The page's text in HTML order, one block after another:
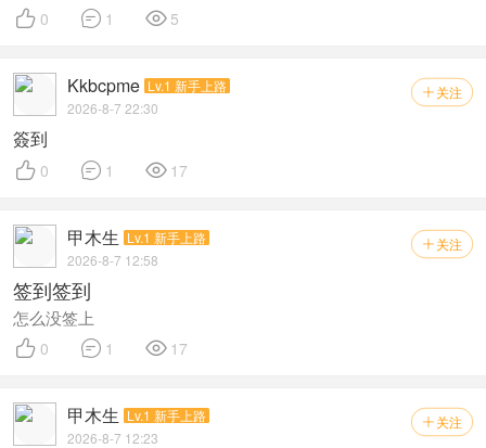
 0  1  5
 关注
Kkbcpme Lv.1 新手上路
2026-8-7 22:30
簽到
 0  1  17
 关注
甲木生 Lv.1 新手上路
2026-8-7 12:58
签到签到
怎么没签上
 0  1  17
 关注
甲木生 Lv.1 新手上路
2026-8-7 12:23